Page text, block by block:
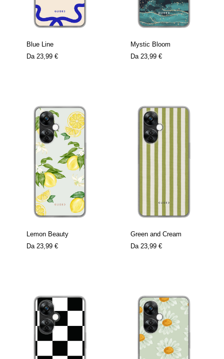
Blue Line
Da 23,99 €
Mystic Bloom
Da 23,99 €
Lemon Beauty
Da 23,99 €
Green and Cream
Da 23,99 €